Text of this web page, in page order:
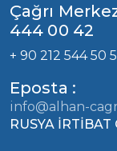
Çağrı
444 00 42
+ 90 212 544 50
Eposta :
info@alhan-
RUSYA